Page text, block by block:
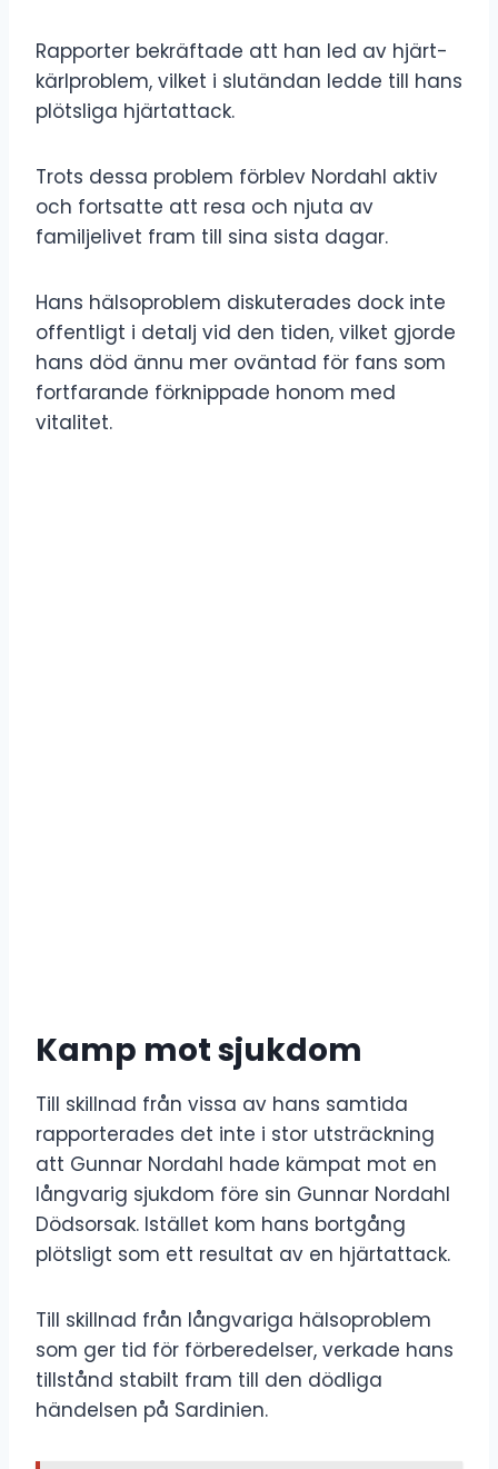
Rapporter bekräftade att han led av hjärt-
kärlproblem, vilket i slutändan ledde till hans
plötsliga hjärtattack.
Trots dessa problem förblev Nordahl aktiv
och fortsatte att resa och njuta av
familjelivet fram till sina sista dagar.
Hans hälsoproblem diskuterades dock inte
offentligt i detalj vid den tiden, vilket gjorde
hans död ännu mer oväntad för fans som
fortfarande förknippade honom med
vitalitet.
Kamp mot sjukdom
Till skillnad från vissa av hans samtida
rapporterades det inte i stor utsträckning
att Gunnar Nordahl hade kämpat mot en
långvarig sjukdom före sin Gunnar Nordahl
Dödsorsak. Istället kom hans bortgång
plötsligt som ett resultat av en hjärtattack.
Till skillnad från långvariga hälsoproblem
som ger tid för förberedelser, verkade hans
tillstånd stabilt fram till den dödliga
händelsen på Sardinien.